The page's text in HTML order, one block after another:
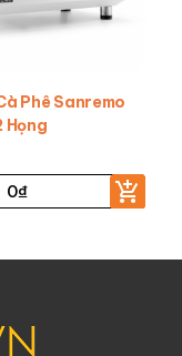
Phê Sanremo
Họng
0₫